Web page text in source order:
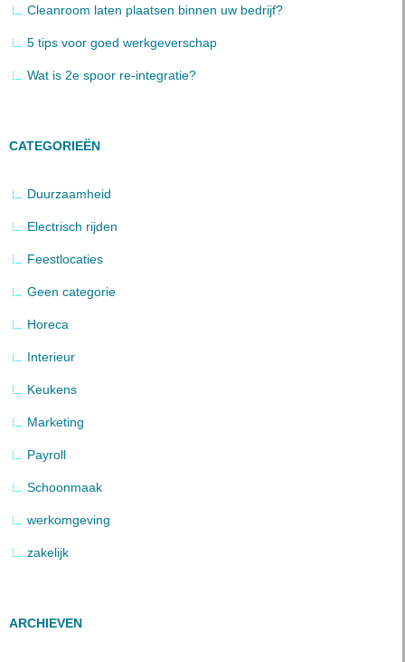
Cleanroom laten plaatsen binnen uw bedrijf?
5 tips voor goed werkgeverschap
Wat is 2e spoor re-integratie?
CATEGORIEËN
Duurzaamheid
Electrisch rijden
Feestlocaties
Geen categorie
Horeca
Interieur
Keukens
Marketing
Payroll
Schoonmaak
werkomgeving
zakelijk
ARCHIEVEN